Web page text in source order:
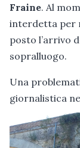
Fraine. Al
interdetta per
posto l’arrivo
sopralluogo.
Una
giornalistica